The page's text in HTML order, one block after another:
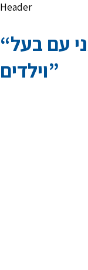
Header
“בתמונת הניצחון שלי אני עם בעל
וילדים”